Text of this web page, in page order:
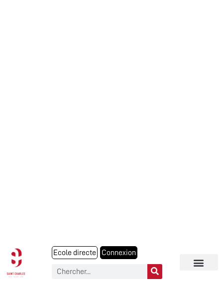
Ecole directe Connexion